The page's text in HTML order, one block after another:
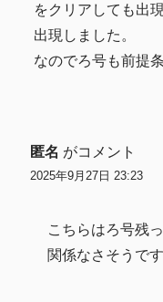
をクリアしても出
出現しました。
なのでろ号も前提
匿名 がコメント
2025年9月27日 23:23
こちらはろ号残
関係なさそうです